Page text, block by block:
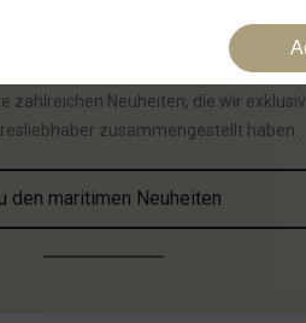
zahlreichen Neuheiten, die wir exklusiv
zusammengestellt haben.
den maritimen Neuheiten